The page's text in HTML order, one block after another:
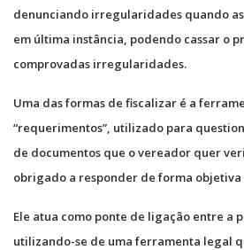
denunciando irregularidades quando
em última instância, podendo cassar o
comprovadas irregularidades.
Uma das formas de fiscalizar é a
“requerimentos”, utilizado para
de documentos que o vereador quer
obrigado a responder de forma
Ele atua como ponte de ligação entre a
utilizando-se de uma ferramenta legal